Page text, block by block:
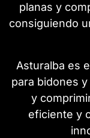
planas y
consiguiendo
Asturalba es
para bidones
y
eficiente y